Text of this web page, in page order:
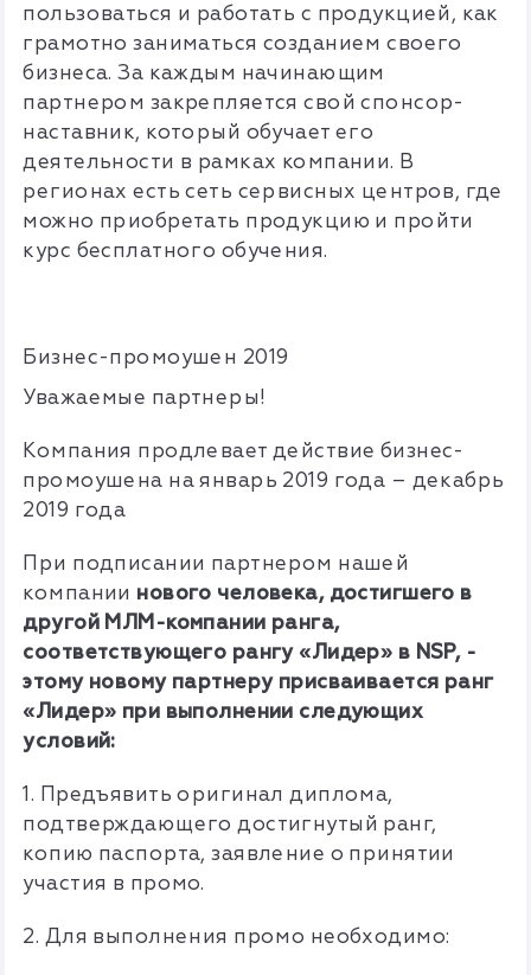
пользоваться и работать с продукцией, как
грамотно заниматься созданием своего
бизнеса. За каждым начинающим
партнером закрепляется свой спонсор-
наставник, который обучает его
деятельности в рамках компании. В
регионах есть сеть сервисных центров, где
можно приобретать продукцию и пройти
курс бесплатного обучения.
Бизнес-промоушен 2019
Уважаемые партнеры!
Компания продлевает действие бизнес-
промоушена на январь 2019 года – декабрь
2019 года
При подписании партнером нашей
компании нового человека, достигшего в
другой МЛМ-компании ранга,
соответствующего рангу «Лидер» в NSP, -
этому новому партнеру присваивается ранг
«Лидер» при выполнении следующих
условий:
1. Предъявить оригинал диплома,
подтверждающего достигнутый ранг,
копию паспорта, заявление о принятии
участия в промо.
2. Для выполнения промо необходимо: